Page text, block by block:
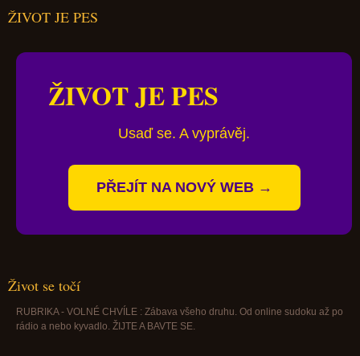
ŽIVOT JE PES
ŽIVOT JE PES
Usaď se. A vyprávěj.
PŘEJÍT NA NOVÝ WEB →
Život se točí
RUBRIKA - VOLNÉ CHVÍLE : Zábava všeho druhu. Od online sudoku až po
rádio a nebo kyvadlo. ŽIJTE A BAVTE SE.